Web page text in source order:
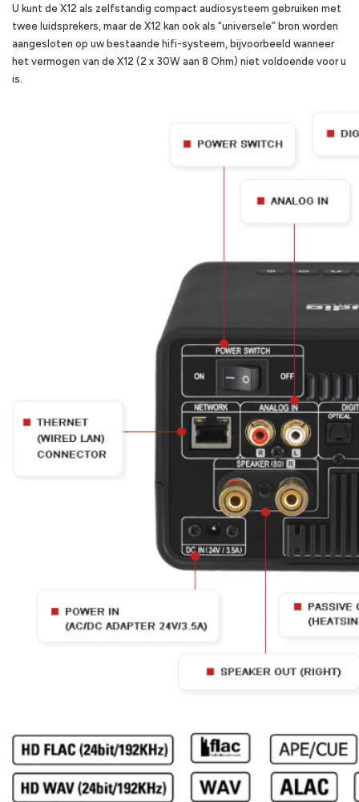
U kunt de X12 als zelfstandig compact audiosysteem gebruiken met
twee luidsprekers, maar de X12 kan ook als “universele” bron worden
aangesloten op uw bestaande hifi-systeem, bijvoorbeeld wanneer
het vermogen van de X12 (2 x 30W aan 8 Ohm) niet voldoende voor u
is.